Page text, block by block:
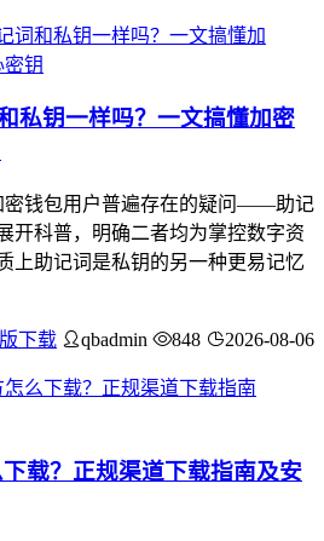
私钥一样吗？一文搞懂加密
密钱包用户普遍存在的疑问——助记
开科普，明确二者均为掌控数字资
上助记词是私钥的另一种更易记忆
下载 qbadmin 848 2026-08-06
载？正规渠道下载指南及安